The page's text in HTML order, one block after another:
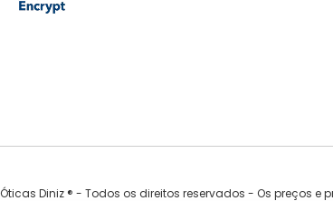
Óticas Diniz ® - Todos os direitos reservados - Os preços